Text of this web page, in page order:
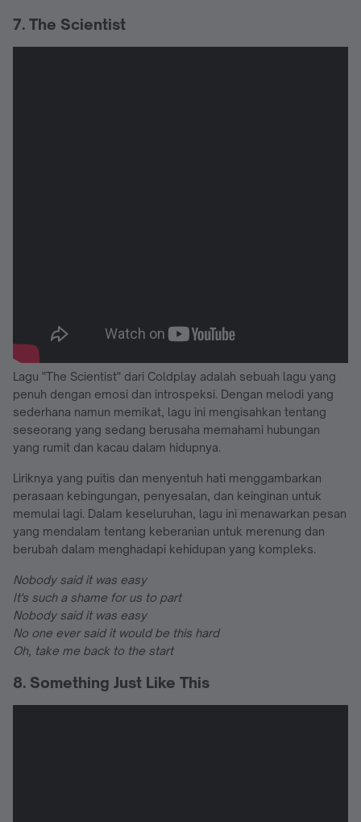
7. The Scientist
Lagu "The Scientist" dari Coldplay adalah sebuah lagu yang
penuh dengan emosi dan introspeksi. Dengan melodi yang
sederhana namun memikat, lagu ini mengisahkan tentang
seseorang yang sedang berusaha memahami hubungan
yang rumit dan kacau dalam hidupnya.
Liriknya yang puitis dan menyentuh hati menggambarkan
perasaan kebingungan, penyesalan, dan keinginan untuk
memulai lagi. Dalam keseluruhan, lagu ini menawarkan pesan
yang mendalam tentang keberanian untuk merenung dan
berubah dalam menghadapi kehidupan yang kompleks.
Nobody said it was easy
It's such a shame for us to part
Nobody said it was easy
No one ever said it would be this hard
Oh, take me back to the start
8. Something Just Like This